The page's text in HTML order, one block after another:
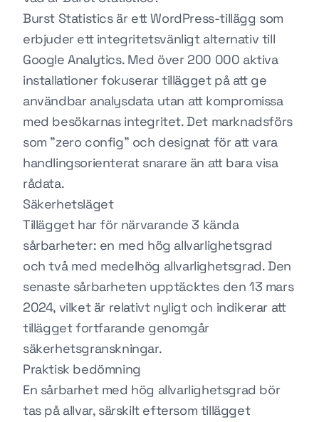
Burst Statistics är ett WordPress-tillägg som
erbjuder ett integritetsvänligt alternativ till
Google Analytics. Med över 200 000 aktiva
installationer fokuserar tillägget på att ge
användbar analysdata utan att kompromissa
med besökarnas integritet. Det marknadsförs
som "zero config" och designat för att vara
handlingsorienterat snarare än att bara visa
rådata.
Säkerhetsläget
Tillägget har för närvarande 3 kända
sårbarheter: en med hög allvarlighetsgrad
och två med medelhög allvarlighetsgrad. Den
senaste sårbarheten upptäcktes den 13 mars
2024, vilket är relativt nyligt och indikerar att
tillägget fortfarande genomgår
säkerhetsgranskningar.
Praktisk bedömning
En sårbarhet med hög allvarlighetsgrad bör
tas på allvar, särskilt eftersom tillägget